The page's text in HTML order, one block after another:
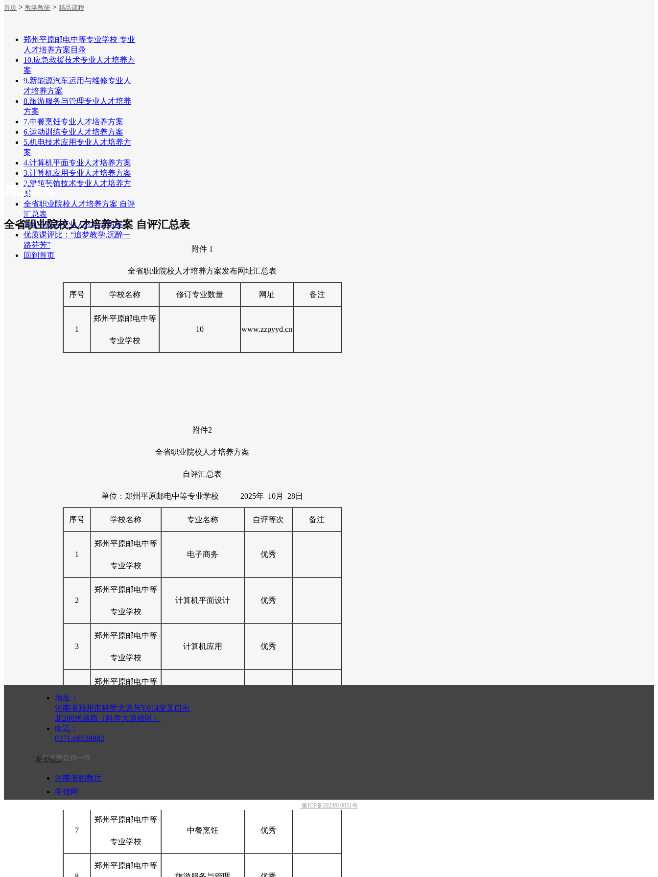
首页 > 教学教研 > 精品课程
郑州平原邮电中等专业学校 专业
人才培养方案目录
10.应急救援技术专业人才培养方
案
9.新能源汽车运用与维修专业人
才培养方案
8.旅游服务与管理专业人才培养
方案
7.中餐烹饪专业人才培养方案
6.运动训练专业人才培养方案
5.机电技术应用专业人才培养方
案
4.计算机平面专业人才培养方案
3.计算机应用专业人才培养方案
2.建筑装饰技术专业人才培养方
案
全省职业院校人才培养方案 自评
汇总表
1.电子商务专业人才培养方案
优质课评比：“追梦教学,沉醉一
路芬芳”
回到首页
精品课程
全省职业院校人才培养方案 自评汇总表
附件 1
全省职业院校人才培养方案发布网址汇总表
序号 学校名称 修订专业数量 网址 备注
1
郑州平原邮电中等
专业学校
10 www.zzpyyd.cn
附件2
全省职业院校人才培养方案
自评汇总表
单位：郑州平原邮电中等专业学校 2025年 10月 28日
序号 学校名称 专业名称 自评等次 备注
1
郑州平原邮电中等
专业学校
电子商务 优秀
2
郑州平原邮电中等
专业学校
计算机平面设计 优秀
3
郑州平原邮电中等
专业学校
计算机应用 优秀
郑州平原邮电中等
专业学校
5
6
郑州平原邮电中等
7
郑州平原邮电中等
专业学校
中餐烹饪 优秀
郑州平原邮电中等
地址：
河南省郑州市科学大道与Y014交叉口向
北200米路西（科学大道校区）
电话：
0371-68538882
友情链接：
河南省职教厅
学信网
打开抖音扫一扫
打开微信扫一扫
豫ICP备2023010051号